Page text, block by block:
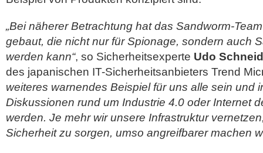
„Bei näherer Betrachtung hat das Sandworm-
gebaut, die nicht nur für Spionage, sondern auch
werden kann“, so Sicherheitsexperte Udo
des japanischen IT-Sicherheitsanbieters Trend
weiteres warnendes Beispiel für uns alle sein und
Diskussionen rund um Industrie 4.0 oder Internet
werden. Je mehr wir unsere Infrastruktur
Sicherheit zu sorgen, umso angreifbarer machen